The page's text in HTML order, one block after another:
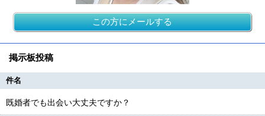
この方にメールする
掲示板投稿
件名
既婚者でも出会い大丈夫ですか？